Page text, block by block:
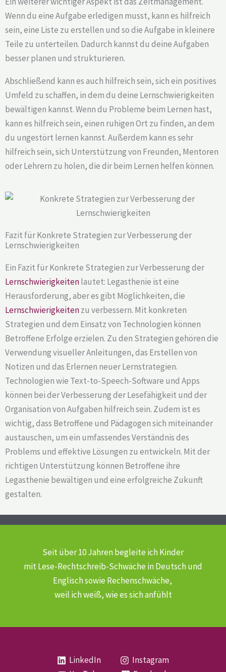
Wenn du eine Aufgabe erledigen musst, kann es hilfreich
sein, eine Liste zu erstellen und so die Aufgabe in kleinere
Teile zu unterteilen. Dadurch kannst du deine Aufgaben
besser planen und strukturieren.
Abschließend kann es auch hilfreich sein, sich ein positives
Umfeld zu schaffen, in dem du deine Lernschwierigkeiten
bewältigen kannst. Wenn du Probleme beim Lernen hast,
kann es hilfreich sein, einen ruhigen Ort zu finden, an dem
du ungestört lernen kannst. Außerdem kann es sehr
hilfreich sein, sich Unterstützung von Freunden, Mentoren
oder Lehrern zu holen, die dir beim Lernen helfen können.
Fazit für Konkrete Strategien zur Verbesserung der
Lernschwierigkeiten
Ein Fazit für Konkrete Strategien zur Verbesserung der
Lernschwierigkeitenlautet: Legasthenie ist eine
Herausforderung, aber es gibt Möglichkeiten, die
Lernschwierigkeitenzu verbessern. Mit konkreten
Strategien und dem Einsatz von Technologien können
Betroffene Erfolge erzielen. Zu den Strategien gehören die
Verwendung visueller Anleitungen, das Erstellen von
Notizen und das Erlernen neuer Lernstrategien.
Technologien wie Text-to-Speech-Software und Apps
können bei der Verbesserung der Lesefähigkeit und der
Organisation von Aufgaben hilfreich sein. Zudem ist es
wichtig, dass Betroffene und Pädagogen sich miteinander
austauschen, um ein umfassendes Verständnis des
Problems und effektive Lösungen zu entwickeln. Mit der
richtigen Unterstützung können Betroffene ihre
Legasthenie bewältigen und eine erfolgreiche Zukunft
gestalten.
Seit über 10 Jahren begleite ich Kinder
mit Lese-Rechtschreib-Schwächein Deutsch und
Englisch sowie Rechenschwäche,
weil ich weiß, wie es sich anfühlt
LinkedIn
Instagram